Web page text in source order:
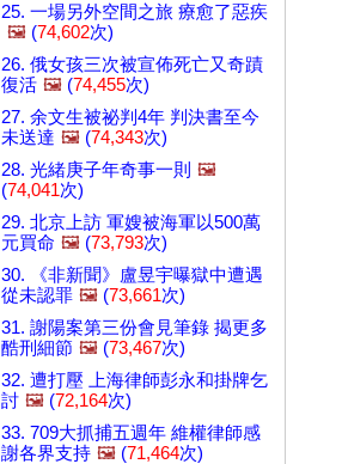
25. 一場另外空間之旅 療愈了惡疾
🖼️ (74,602次)
26. 俄女孩三次被宣佈死亡又奇蹟
復活 🖼️ (74,455次)
27. 余文生被祕判4年 判決書至今
未送達 🖼️ (74,343次)
28. 光緒庚子年奇事一則 🖼️
(74,041次)
29. 北京上訪 軍嫂被海軍以500萬
元買命 🖼️ (73,793次)
30. 《非新聞》盧昱宇曝獄中遭遇
從未認罪 🖼️ (73,661次)
31. 謝陽案第三份會見筆錄 揭更多
酷刑細節 🖼️ (73,467次)
32. 遭打壓 上海律師彭永和掛牌乞
討 🖼️ (72,164次)
33. 709大抓捕五週年 維權律師感
謝各界支持 🖼️ (71,464次)